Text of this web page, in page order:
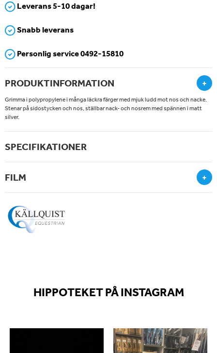
Leverans 5-10 dagar!
Snabb leverans
Personlig service 0492-15810
PRODUKTINFORMATION +
Grimma i polypropylene i många läckra färger med mjuk ludd mot nos och nacke.
Stenar på sidostycken och nos, ställbar nack- och nosrem med spännen i matt
silver.
SPECIFIKATIONER
FILM +
HIPPOTEKET PÅ INSTAGRAM